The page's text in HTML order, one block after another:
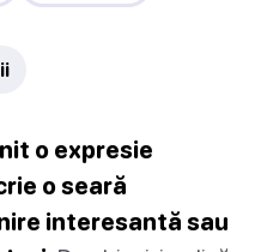
o expresie
o seară
interesantă sau